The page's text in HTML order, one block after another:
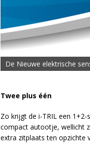
De Nieuwe elektrische
Twee plus één
Zo krijgt de i-TRIL een
compact autootje, wellicht
extra zitplaats ten opzichte